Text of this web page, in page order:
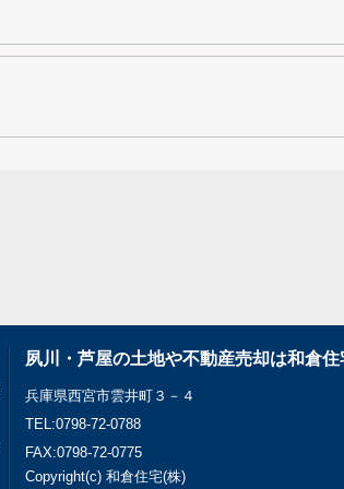
夙川・芦屋の土地や不動産売却は和倉住
兵庫県西宮市雲井町３－４
TEL:0798-72-0788
FAX:0798-72-0775
Copyright(c) 和倉住宅(株)